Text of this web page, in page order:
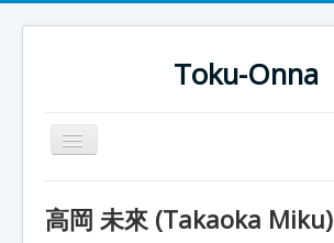
Toku-Onna
Basculer
la
Toku-Actrices
高岡 未來 (Takaoka Miku)